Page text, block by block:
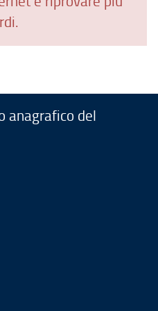
anagrafico del